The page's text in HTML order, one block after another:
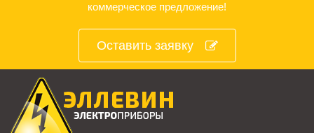
коммерческое предложение!
Оставить заявку